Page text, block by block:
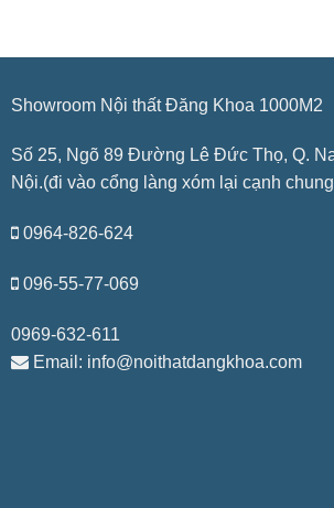
Showroom Nội thất Đăng Khoa 1000M2
Số 25, Ngõ 89 Đường Lê Đức Thọ, Q.
Nội.(đi vào cổng làng xóm lại cạnh
0964-826-624
096-55-77-069
0969-632-611
Email: info@noithatdangkhoa.com